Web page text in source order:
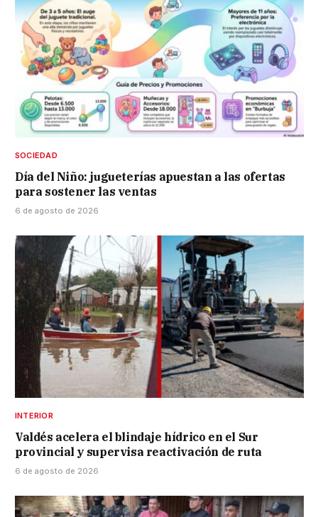
SOCIEDAD
Día del Niño: jugueterías apuestan a las ofertas
para sostener las ventas
6 de agosto de 2026
INTERIOR
Valdés acelera el blindaje hídrico en el Sur
provincial y supervisa reactivación de ruta
6 de agosto de 2026